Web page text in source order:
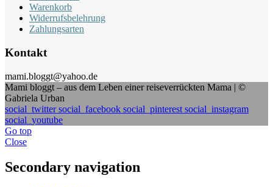
Warenkorb
Widerrufsbelehrung
Zahlungsarten
Kontakt
mami.bloggt@yahoo.de
Mami bloggt – aus dem Leben einer reiseverrückten Mama | ©
Gabriela Urban
social_twittersocial_facebook social_pinterest social_instagram
social_youtube
Go top
Close
Secondary navigation